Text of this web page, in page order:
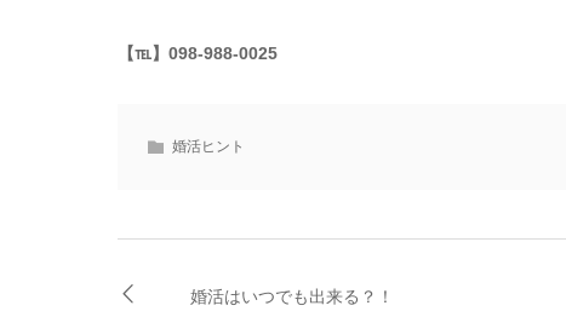
【℡】098-988-0025
婚活ヒント
婚活はいつでも出来る？！